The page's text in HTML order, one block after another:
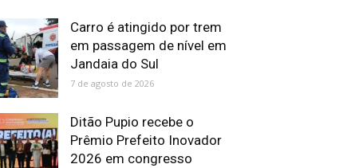
Carro é atingido por trem
em passagem de nível em
Jandaia do Sul
7 de agosto de 2026
Ditão Pupio recebe o
Prêmio Prefeito Inovador
2026 em congresso